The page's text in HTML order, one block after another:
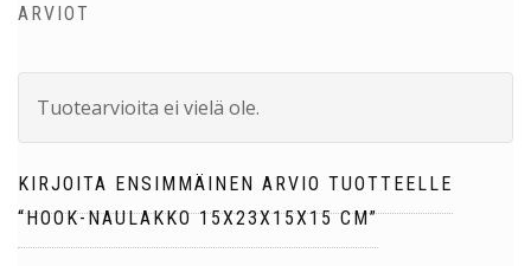
ARVIOT
Tuotearvioita ei vielä ole.
KIRJOITA ENSIMMÄINEN ARVIO TUOTTEELLE
“HOOK-NAULAKKO 15X23X15X15 CM”